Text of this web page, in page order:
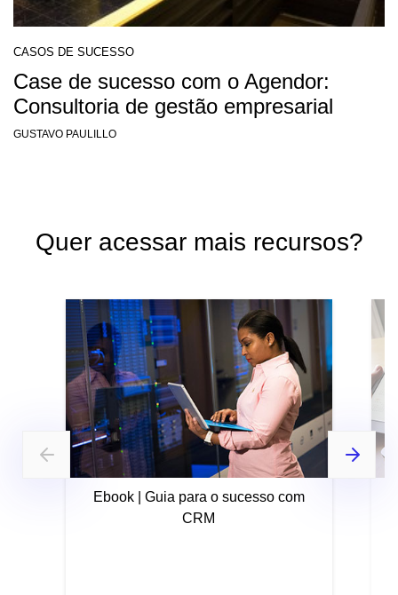
CASOS DE SUCESSO
Case de sucesso com o Agendor:
Consultoria de gestão empresarial
GUSTAVO PAULILLO
Quer acessar mais recursos?
Ebook | Guia para o sucesso com
CRM